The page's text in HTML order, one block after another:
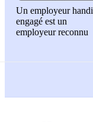
Un employeur
engagé est un
employeur reconnu